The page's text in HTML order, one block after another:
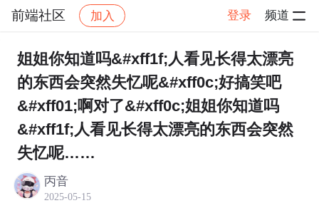
前端社区 加入 登录 频道
社区 前端社区 感慨 帖子详情
姐姐你知道吗&#xff1f;人看见长得太漂亮
的东西会突然失忆呢&#xff0c;好搞笑吧
&#xff01;啊对了&#xff0c;姐姐你知道吗
&#xff1f;人看见长得太漂亮的东西会突然
失忆呢……
丙音
2025-05-15